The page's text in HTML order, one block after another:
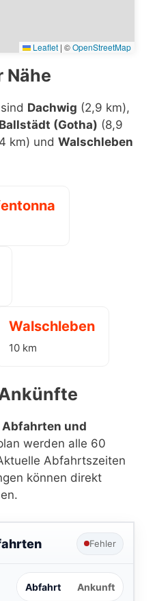
Leaflet | ©OpenStreetMap
Nähe
Dachwig (2,9 km),
Ballstädt (Gotha) (8,9
km) und Walschleben
Walschleben
10 km
Abfahrten und
werden alle 60
Abfahrtszeiten
können direkt
Fehler
Abfahrt Ankunft